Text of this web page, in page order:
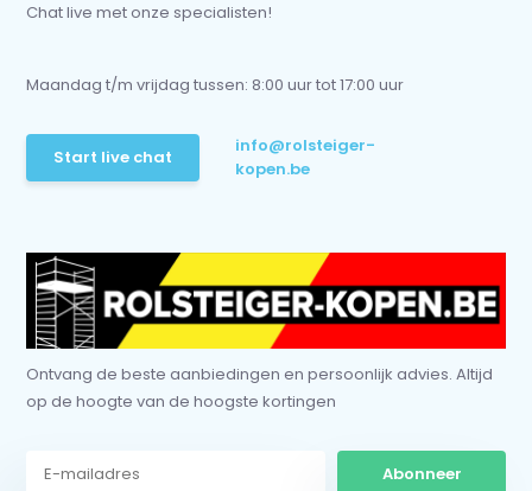
Chat live met onze specialisten!
Maandag t/m vrijdag tussen: 8:00 uur tot 17:00 uur
Start live chat
info@rolsteiger-
kopen.be
Ontvang de beste aanbiedingen en persoonlijk advies. Altijd
op de hoogte van de hoogste kortingen
Abonneer